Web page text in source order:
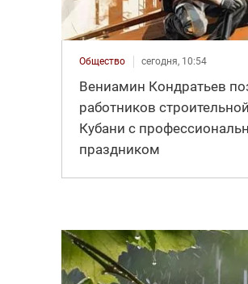
Общество сегодня, 10:54
Вениамин Кондратьев
работников
Кубани с
праздником